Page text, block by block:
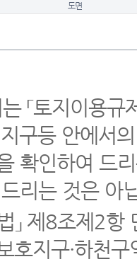
도면
「토지이용
구등 안에서
확인하여 드
리는 것은 아
」 제8조제2
호지구·하천